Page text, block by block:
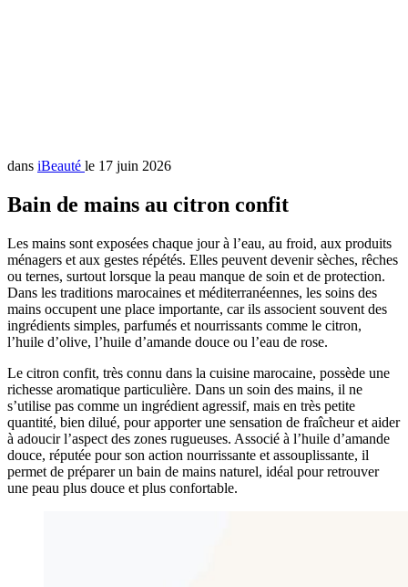
dans iBeauté le 17 juin 2026
Bain de mains au citron confit
Les mains sont exposées chaque jour à l’eau, au froid, aux produits
ménagers et aux gestes répétés. Elles peuvent devenir sèches, rêches
ou ternes, surtout lorsque la peau manque de soin et de protection.
Dans les traditions marocaines et méditerranéennes, les soins des
mains occupent une place importante, car ils associent souvent des
ingrédients simples, parfumés et nourrissants comme le citron,
l’huile d’olive, l’huile d’amande douce ou l’eau de rose.
Le citron confit, très connu dans la cuisine marocaine, possède une
richesse aromatique particulière. Dans un soin des mains, il ne
s’utilise pas comme un ingrédient agressif, mais en très petite
quantité, bien dilué, pour apporter une sensation de fraîcheur et aider
à adoucir l’aspect des zones rugueuses. Associé à l’huile d’amande
douce, réputée pour son action nourrissante et assouplissante, il
permet de préparer un bain de mains naturel, idéal pour retrouver
une peau plus douce et plus confortable.